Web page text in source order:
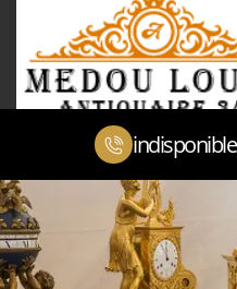
indisponible